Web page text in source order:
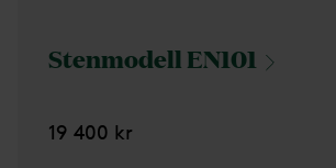
StenmodellEN101
19 400 kr